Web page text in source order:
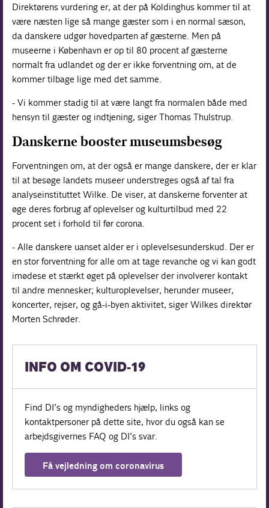
Direktørens vurdering er, at der på Koldinghus kommer til at
være næsten lige så mange gæster som i en normal sæson,
da danskere udgør hovedparten af gæsterne. Men på
museerne i København er op til 80 procent af gæsterne
normalt fra udlandet og der er ikke forventning om, at de
kommer tilbage lige med det samme.
- Vi kommer stadig til at være langt fra normalen både med
hensyn til gæster og indtjening, siger Thomas Thulstrup.
Danskerne booster museumsbesøg
Forventningen om, at der også er mange danskere, der er klar
til at besøge landets museer understreges også af tal fra
analyseinstituttet Wilke. De viser, at danskerne forventer at
øge deres forbrug af oplevelser og kulturtilbud med 22
procent set i forhold til før corona.
- Alle danskere uanset alder er i oplevelsesunderskud. Der er
en stor forventning for alle om at tage revanche og vi kan godt
imødese et stærkt øget på oplevelser der involverer kontakt
til andre mennesker; kulturoplevelser, herunder museer,
koncerter, rejser, og gå-i-byen aktivitet, siger Wilkes direktør
Morten Schrøder.
INFO OM COVID-19
Find DI’s og myndigheders hjælp, links og
kontaktpersoner på dette site, hvor du også kan se
arbejdsgivernes FAQ og DI’s svar.
Få vejledning om coronavirus